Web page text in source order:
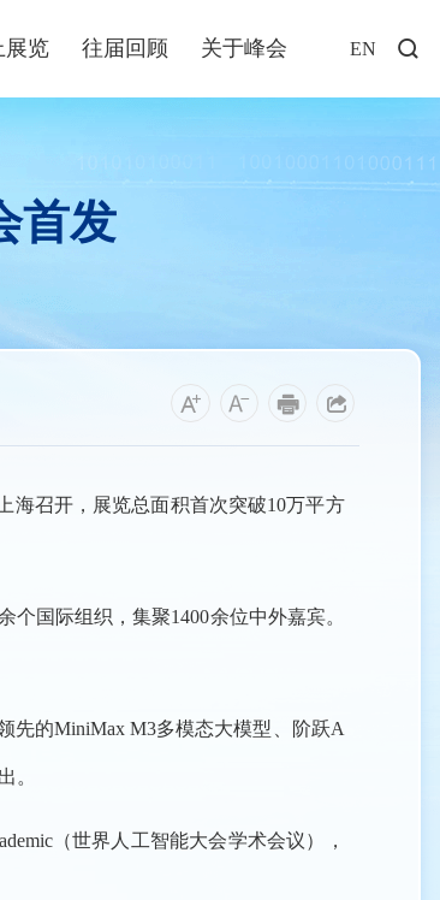
展览 往届回顾 关于峰会 EN
首发
海召开，展览总面积首次突破10万平方
国际组织，集聚1400余位中外嘉宾。
先的MiniMax M3多模态大模型、阶跃A
。
（世界人工智能大会学术会议），